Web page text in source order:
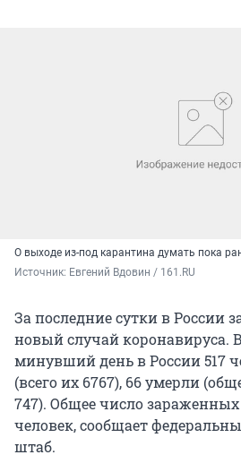
О выходе из-под карантина думать пока
Источник: Евгений Вдовин / 161.RU
За последние сутки в России
новый случай коронавируса.
минувший день в России 517
(всего их 6767), 66 умерли
747). Общее число зараженных
человек, сообщает
штаб.